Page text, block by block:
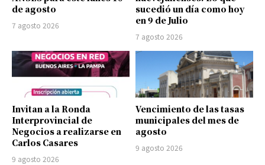
de agosto
7 agosto 2026
sucedió un día como hoy
en 9 de Julio
7 agosto 2026
Invitan a la Ronda
Interprovincial de
Negocios a realizarse en
Carlos Casares
9 agosto 2026
Vencimiento de las tasas
municipales del mes de
agosto
9 agosto 2026